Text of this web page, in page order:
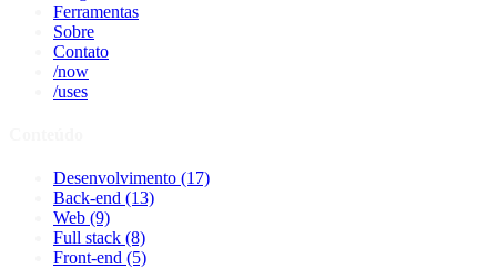
Ferramentas
Sobre
Contato
/now
/uses
Desenvolvimento (17)
Back-end (13)
Web (9)
Full stack (8)
Front-end (5)